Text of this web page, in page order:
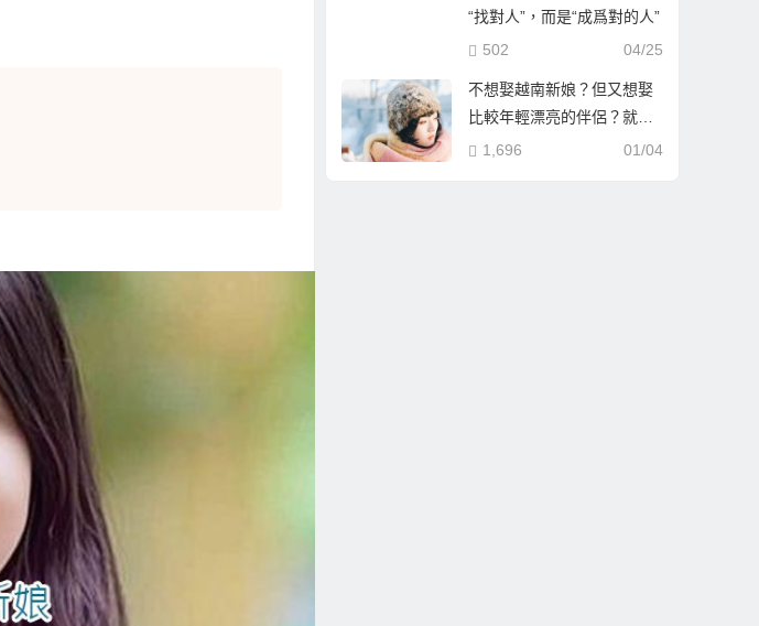
“找對人”，而是“成爲對的人”
04/25
502
不想娶越南新娘？但又想娶
比較年輕漂亮的伴侶？就到
哈爾濱相親娶哈爾濱新娘！
01/04
1,696